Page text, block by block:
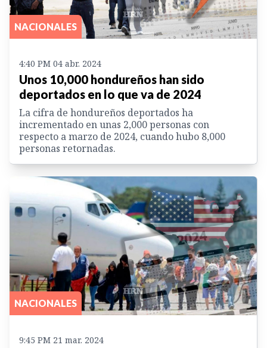
NACIONALES
4:40 PM 04 abr. 2024
Unos 10,000 hondureños han sido
deportados en lo que va de 2024
La cifra de hondureños deportados ha
incrementado en unas 2,000 personas con
respecto a marzo de 2024, cuando hubo 8,000
personas retornadas.
NACIONALES
9:45 PM 21 mar. 2024